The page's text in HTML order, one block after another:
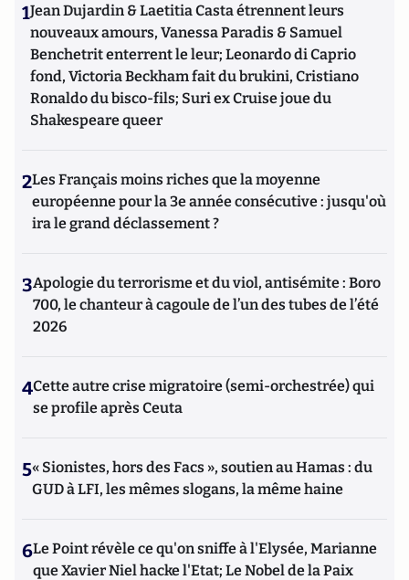
1Jean Dujardin & Laetitia Casta étrennent leurs
nouveaux amours, Vanessa Paradis & Samuel
Benchetrit enterrent le leur; Leonardo di Caprio
fond, Victoria Beckham fait du brukini, Cristiano
Ronaldo du bisco-fils; Suri ex Cruise joue du
Shakespeare queer
2Les Français moins riches que la moyenne
européenne pour la 3e année consécutive : jusqu'où
ira le grand déclassement ?
3Apologie du terrorisme et du viol, antisémite : Boro
700, le chanteur à cagoule de l’un des tubes de l’été
2026
4Cette autre crise migratoire (semi-orchestrée) qui
se profile après Ceuta
5« Sionistes, hors des Facs », soutien au Hamas : du
GUD à LFI, les mêmes slogans, la même haine
6Le Point révèle ce qu'on sniffe à l'Elysée, Marianne
que Xavier Niel hacke l'Etat; Le Nobel de la Paix